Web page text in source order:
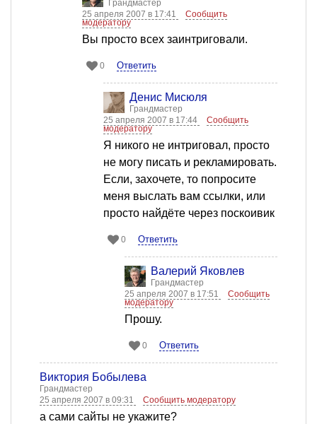
Грандмастер
25 апреля 2007 в 17:41
Сообщить
модератору
Вы просто всех заинтриговали.
0 Ответить
Денис Мисюля
Грандмастер
25 апреля 2007 в 17:44
Сообщить
модератору
Я никого не интриговал, просто
не могу писать и рекламировать.
Если, захочете, то попросите
меня выслать вам ссылки, или
просто найдёте через поскоивик
0 Ответить
Валерий Яковлев
Грандмастер
25 апреля 2007 в 17:51
Сообщить
модератору
Прошу.
0 Ответить
Виктория Бобылева
Грандмастер
25 апреля 2007 в 09:31
Сообщить модератору
а сами сайты не укажите?